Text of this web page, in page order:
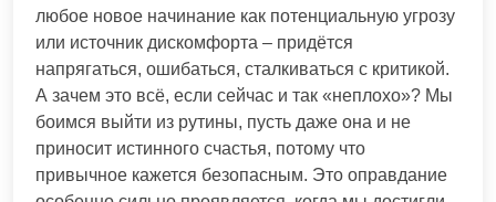
любое новое начинание как потенциальную угрозу
или источник дискомфорта – придётся
напрягаться, ошибаться, сталкиваться с критикой.
А зачем это всё, если сейчас и так «неплохо»? Мы
боимся выйти из рутины, пусть даже она и не
приносит истинного счастья, потому что
привычное кажется безопасным. Это оправдание